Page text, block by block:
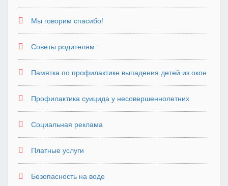
Мы говорим спасибо!
Советы родителям
Памятка по профилактике выпадения детей из окон
Профилактика суицида у несовершеннолетних
Социальная реклама
Платные услуги
Безопасность на воде